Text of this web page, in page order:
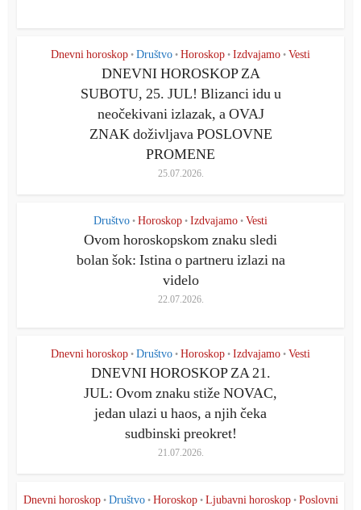
Dnevni horoskop • Društvo • Horoskop • Izdvajamo • Vesti
DNEVNI HOROSKOP ZA
SUBOTU, 25. JUL! Blizanci idu u
neočekivani izlazak, a OVAJ
ZNAK doživljava POSLOVNE
PROMENE
25.07.2026.
Društvo • Horoskop • Izdvajamo • Vesti
Ovom horoskopskom znaku sledi
bolan šok: Istina o partneru izlazi na
videlo
22.07.2026.
Dnevni horoskop • Društvo • Horoskop • Izdvajamo • Vesti
DNEVNI HOROSKOP ZA 21.
JUL: Ovom znaku stiže NOVAC,
jedan ulazi u haos, a njih čeka
sudbinski preokret!
21.07.2026.
Dnevni horoskop • Društvo • Horoskop • Ljubavni horoskop • Poslovni